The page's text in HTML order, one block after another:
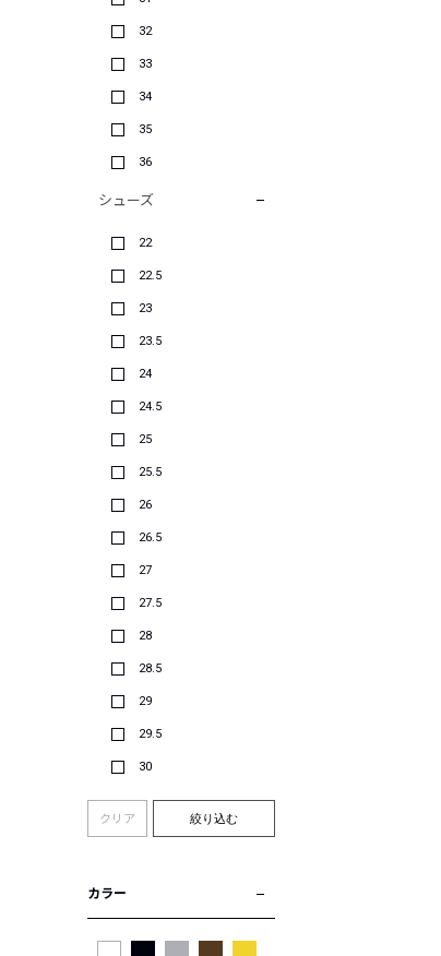
32
33
34
35
36
シューズ
22
22.5
23
23.5
24
24.5
25
25.5
26
26.5
27
27.5
28
28.5
29
29.5
30
クリア 絞り込む
カラー